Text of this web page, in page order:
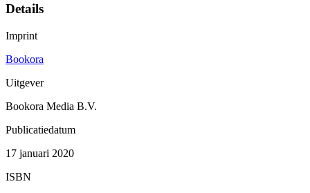
Details
Imprint
Bookora
Uitgever
Bookora Media B.V.
Publicatiedatum
17 januari 2020
ISBN